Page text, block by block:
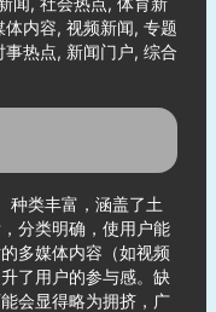
内容, 视频新闻, 专题
热点, 新闻门户, 综合
种类丰富，涵盖了土
分类明确，使用户能
多媒体内容（如视频
了用户的参与感。缺
会显得略为拥挤，广